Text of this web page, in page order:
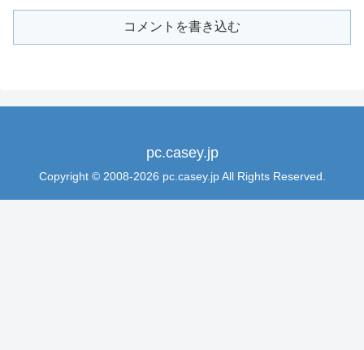
コメントを書き込む
pc.casey.jp
Copyright © 2008-2026 pc.casey.jp All Rights Reserved.